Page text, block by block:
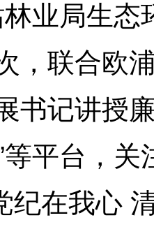
业局生
，联合欧
书记讲授
等平台，
纪在我心